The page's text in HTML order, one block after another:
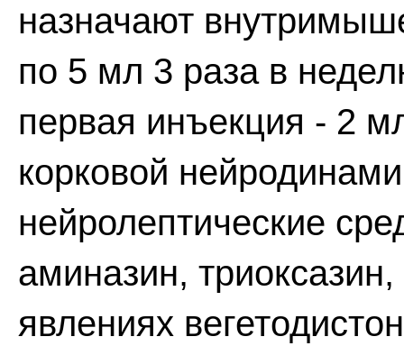
назначают
по 5 мл 3 раза в
первая инъекция - 2
корковой
нейролептические
аминазин,
явлениях